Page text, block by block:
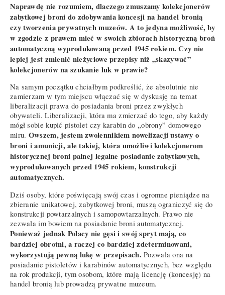
Naprawdę nie rozumiem, dlaczego zmuszamy kolekcjonerów
zabytkowej broni do zdobywania koncesji na handel bronią
czy tworzenia prywatnych muzeów. A to jedyna możliwość, by
w zgodzie z prawem mieć w swoich zbiorach historyczną broń
automatyczną wyprodukowaną przed 1945 rokiem. Czy nie
lepiej jest zmienić nieżyciowe przepisy niż „skazywać”
kolekcjonerów na szukanie luk w prawie?
Na samym początku chciałbym podkreślić, że absolutnie nie
zamierzam w tym miejscu włączać się w dyskusję na temat
liberalizacji prawa do posiadania broni przez zwykłych
obywateli. Liberalizacji, która ma zmierzać do tego, aby każdy
mógł sobie kupić pistolet czy karabin do „obrony” domowego
miru. Owszem, jestem zwolennikiem nowelizacji ustawy o
broni i amunicji, ale takiej, która umożliwi kolekcjonerom
historycznej broni palnej legalne posiadanie zabytkowych,
wyprodukowanych przed 1945 rokiem, konstrukcji
automatycznych.
Dziś osoby, które poświęcają swój czas i ogromne pieniądze na
zbieranie unikatowej, zabytkowej broni, muszą ograniczyć się do
konstrukcji powtarzalnych i samopowtarzalnych. Prawo nie
zezwala im bowiem na posiadanie broni automatycznej.
Ponieważ jednak Polacy nie gęsi i swój spryt mają, co
bardziej obrotni, a raczej co bardziej zdeterminowani,
wykorzystują pewną lukę w przepisach. Pozwala ona na
posiadanie pistoletów i karabinów automatycznych, bez względu
na rok produkcji, tym osobom, które mają licencję (koncesję) na
handel bronią lub prowadzą prywatne muzeum.